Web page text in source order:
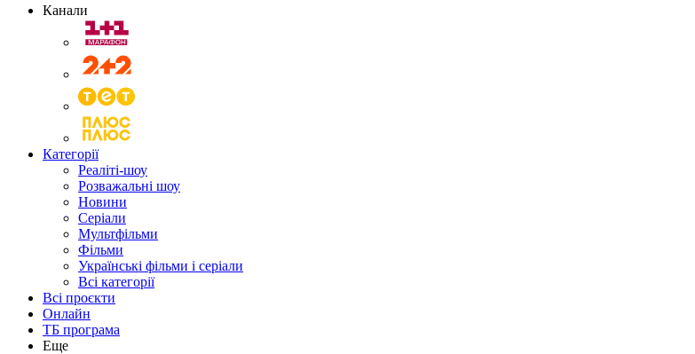
Канали
Категорії
Реаліті-шоу
Розважальні шоу
Новини
Серіали
Мультфільми
Фільми
Українські фільми і серіали
Всі категорії
Всі проєкти
Онлайн
ТБ програма
Еще